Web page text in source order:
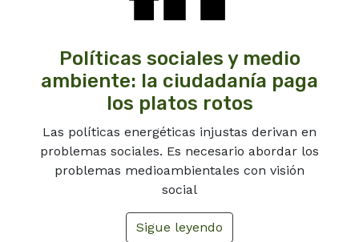
Políticas sociales y medio
ambiente: la ciudadanía paga
los platos rotos
Las políticas energéticas injustas derivan en
problemas sociales. Es necesario abordar los
problemas medioambientales con visión
social
Sigue leyendo